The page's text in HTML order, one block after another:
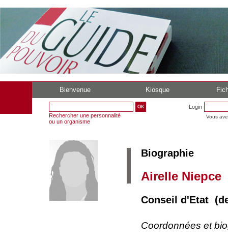
Bienvenue Kiosque
Rechercher une personnalité
ou un organisme
Login
Vous
Biographie
Airelle Niepce
Conseil d'Etat
Coordonnées et